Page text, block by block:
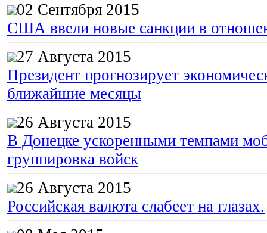
02 Сентября 2015
США ввели новые санкции в
27 Августа 2015
Президент прогнозирует
ближайшие месяцы
26 Августа 2015
В Донецке ускоренными темпами
группировка войск
26 Августа 2015
Российская валюта слабеет на глазах.